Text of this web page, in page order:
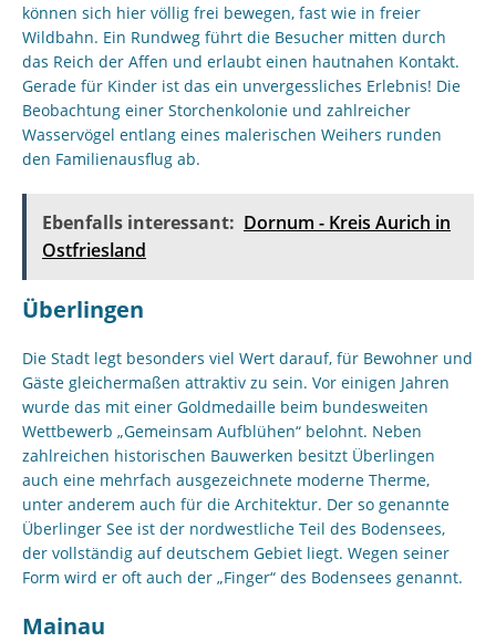
können sich hier völlig frei bewegen, fast wie in freier
Wildbahn. Ein Rundweg führt die Besucher mitten durch
das Reich der Affen und erlaubt einen hautnahen Kontakt.
Gerade für Kinder ist das ein unvergessliches Erlebnis! Die
Beobachtung einer Storchenkolonie und zahlreicher
Wasservögel entlang eines malerischen Weihers runden
den Familienausflug ab.
Ebenfalls interessant: Dornum - Kreis Aurich in
Ostfriesland
Überlingen
Die Stadt legt besonders viel Wert darauf, für Bewohner und
Gäste gleichermaßen attraktiv zu sein. Vor einigen Jahren
wurde das mit einer Goldmedaille beim bundesweiten
Wettbewerb „Gemeinsam Aufblühen“ belohnt. Neben
zahlreichen historischen Bauwerken besitzt Überlingen
auch eine mehrfach ausgezeichnete moderne Therme,
unter anderem auch für die Architektur. Der so genannte
Überlinger See ist der nordwestliche Teil des Bodensees,
der vollständig auf deutschem Gebiet liegt. Wegen seiner
Form wird er oft auch der „Finger“ des Bodensees genannt.
Mainau